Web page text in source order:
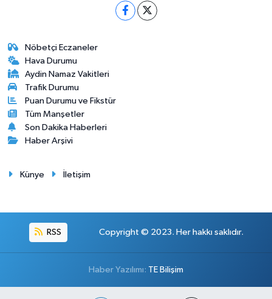
Nöbetçi Eczaneler
Hava Durumu
Aydin Namaz Vakitleri
Trafik Durumu
Puan Durumu ve Fikstür
Tüm Manşetler
Son Dakika Haberleri
Haber Arşivi
Künye İletişim
RSS Copyright © 2023. Her hakkı saklıdır.
Haber Yazılımı: TE Bilişim